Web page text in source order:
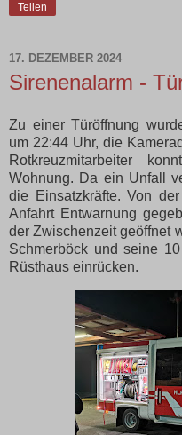
Teilen
17. DEZEMBER 2024
Sirenenalarm -
Zu einer Türöffnung
um 22:44 Uhr, die
Rotkreuzmitarbeiter
Wohnung. Da ein Unfall
die Einsatzkräfte. Von
Anfahrt Entwarnung
der Zwischenzeit geöffnet
Schmerböck und seine
Rüsthaus einrücken.